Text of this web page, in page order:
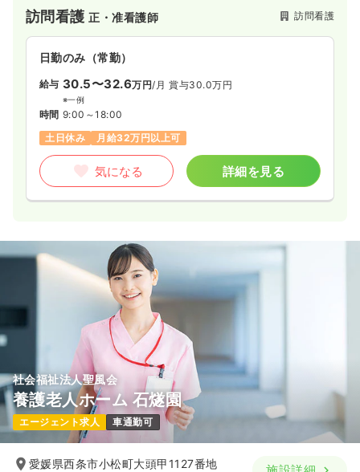
透析正看護師
日勤のみ（常勤）
給与 22.4〜29.9
※一例
年間休日135日
4週8休以上 月給29万円以上可
訪問看護 正看護師
日勤のみ（常勤）
23.2〜32.3万円/月 賞与4.4ヶ月
※一例
8:30～17:15（休憩45分）
日曜休み
年間休日122日 4週8休以上
月給32万円以上可
気になる
訪問看護正・准看護師 訪問看護
日勤のみ（常勤）
給与 30.5〜32.6万円/月 賞与30.0万円
※一例
時間 9:00～18:00
土日休み
月給32万円以上可
気になる 詳細を見る
社会福祉法人聖風会
養護老人ホーム 石燧園
エージェント求人 車通勤可
愛媛県西条市小松町大頭甲1127番地